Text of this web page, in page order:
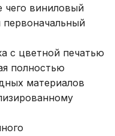
чего виниловый
с цветной печатью
полностью
материалов